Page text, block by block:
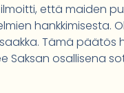
ilmoitti, että maiden
hankkimisesta.
Tämä
Saksan osallisena